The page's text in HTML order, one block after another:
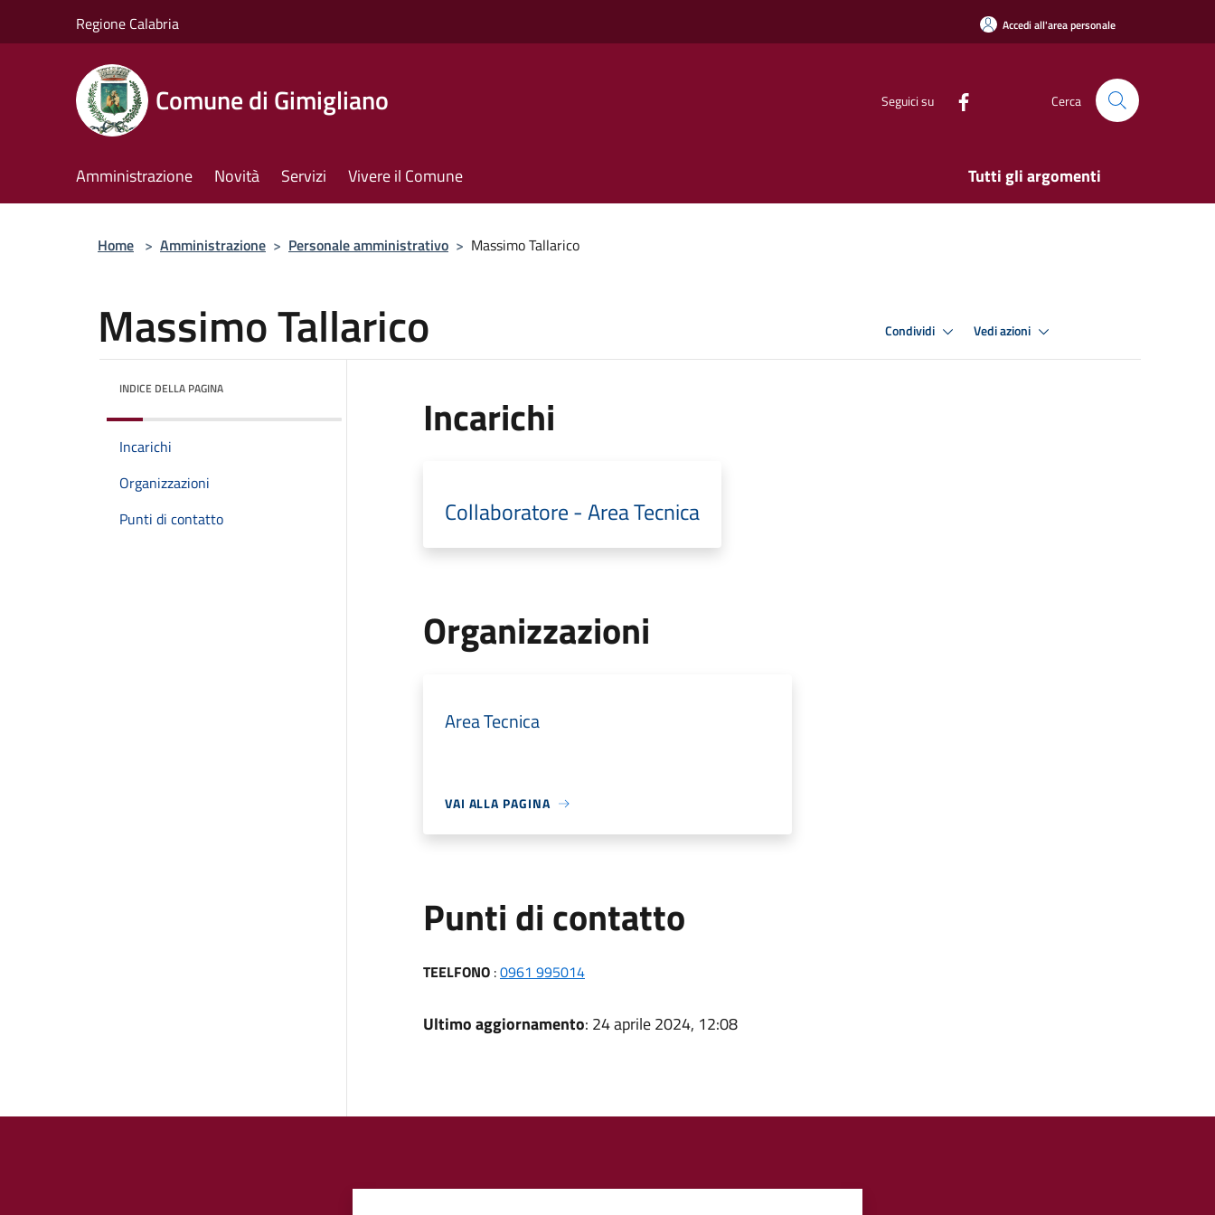
Regione Calabria Accedi all'area personale
Comune di Gimigliano Seguici su Cerca
Amministrazione Novità Servizi Vivere il Comune Tutti gli argomenti
Home > Amministrazione > Personale amministrativo > Massimo Tallarico
Massimo Tallarico Condividi Vedi azioni
INDICE DELLA PAGINA
Incarichi
Organizzazioni
Punti di contatto
Incarichi
Collaboratore - Area Tecnica
Organizzazioni
Area Tecnica
VAI ALLA PAGINA
Punti di contatto
TEELFONO:0961 995014
Ultimo aggiornamento: 24 aprile 2024, 12:08